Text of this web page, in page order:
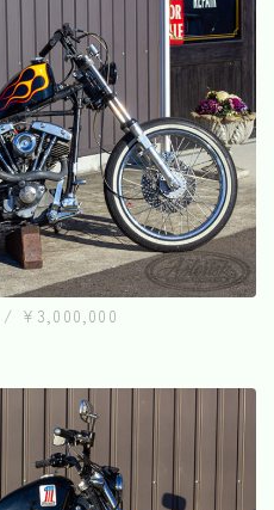
/ ¥3,000,000